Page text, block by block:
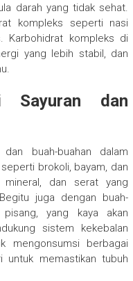
darah yang tidak sehat.
kompleks seperti nasi
Karbohidrat kompleks di
yang lebih stabil, dan
Sayuran dan
buah-buahan dalam
brokoli, bayam, dan
mineral, dan serat yang
juga dengan buah-
yang kaya akan
sistem kekebalan
mengonsumsi berbagai
memastikan tubuh